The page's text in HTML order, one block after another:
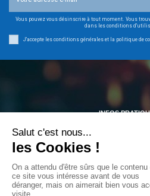
Vous pouvez vous désinscrire à tout moment. Vous
dans les conditions
J'accepte les conditions générales et la politique de
INFOS
Marchand approuvé par la Société des